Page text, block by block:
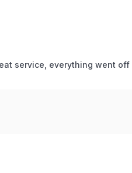
service, everything went